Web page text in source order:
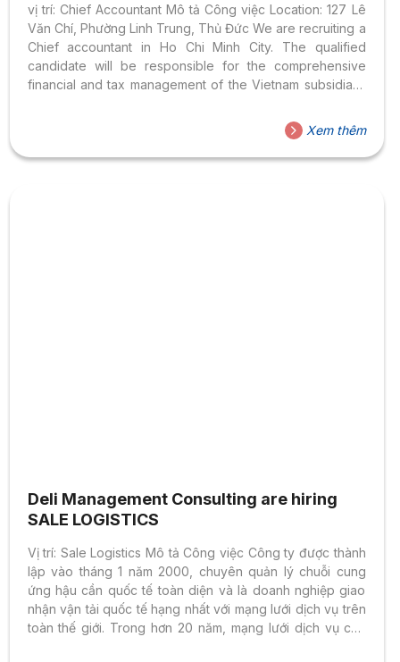
vị trí: Chief Accountant Mô tả Công việc Location: 127 Lê
Văn Chí, Phường Linh Trung, Thủ Đức We are recruiting a
Chief accountant in Ho Chi Minh City. The qualified
candidate will be responsible for the comprehensive
financial and tax management of the Vietnam subsidiary.
interested in this position, don’t hesitate to contact us.
Job responsibilities: 1. Responsible for the
comprehensive financial and tax management of the
Xem thêm
Deli Management Consulting are hiring
SALE LOGISTICS
Vị trí: Sale Logistics Mô tả Công việc Công ty được thành
lập vào tháng 1 năm 2000, chuyên quản lý chuỗi cung
ứng hậu cần quốc tế toàn diện và là doanh nghiệp giao
nhận vận tải quốc tế hạng nhất với mạng lưới dịch vụ trên
toàn thế giới. Trong hơn 20 năm, mạng lưới dịch vụ của